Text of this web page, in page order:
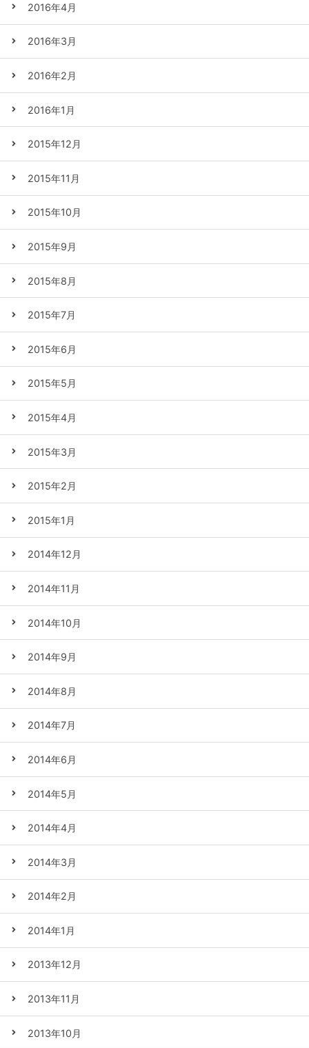
2016年4月
2016年3月
2016年2月
2016年1月
2015年12月
2015年11月
2015年10月
2015年9月
2015年8月
2015年7月
2015年6月
2015年5月
2015年4月
2015年3月
2015年2月
2015年1月
2014年12月
2014年11月
2014年10月
2014年9月
2014年8月
2014年7月
2014年6月
2014年5月
2014年4月
2014年3月
2014年2月
2014年1月
2013年12月
2013年11月
2013年10月